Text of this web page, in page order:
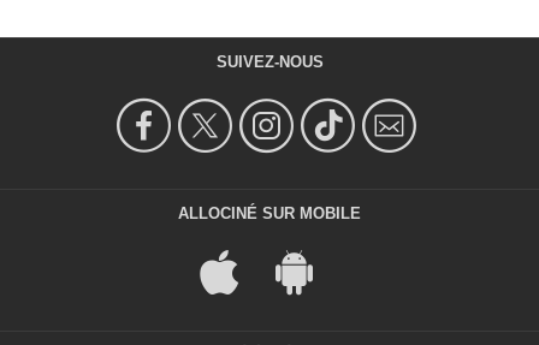
SUIVEZ-NOUS
ALLOCINÉ SUR MOBILE